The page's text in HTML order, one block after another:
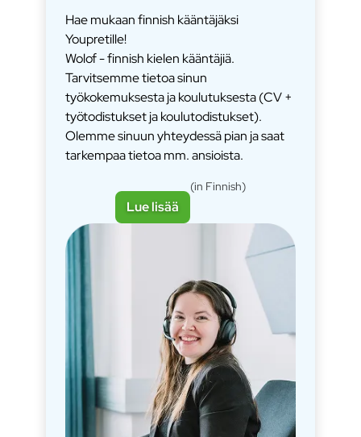
Hae mukaan finnish kääntäjäksi
Youpretille!
Wolof - finnish kielen kääntäjiä.
Tarvitsemme tietoa sinun
työkokemuksesta ja koulutuksesta (CV +
työtodistukset ja koulutodistukset).
Olemme sinuun yhteydessä pian ja saat
tarkempaa tietoa mm. ansioista.
Lue lisää
(in Finnish)